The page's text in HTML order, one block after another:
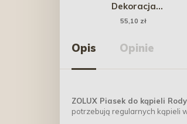
Dekoracja
akwarystyczna muszla
55,10 zł
Opis Opinie
ZOLUX Piasek do kąpieli
potrzebują regularnych kąpieli